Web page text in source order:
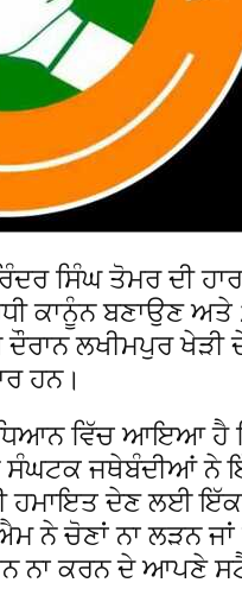
ਸਿੰਘ ਤੋਮਰ ਦੀ
ਕਾਨੂੰਨ ਬਣਾਉਣ
ਲਖੀਮਪੁਰ ਖੇੜੀ
ਹਨ।
ਵਿੱਚ ਆਇਆ ਹੈ
ਜਥੇਬੰਦੀਆਂ ਨੇ
ਦੇਣ ਲਈ ਇੱਕ
ਚੋਣਾਂ ਨਾ ਲੜਨ ਜਾਂ
ਨਾ ਕਰਨ ਦੇ ਆਪਣੇ